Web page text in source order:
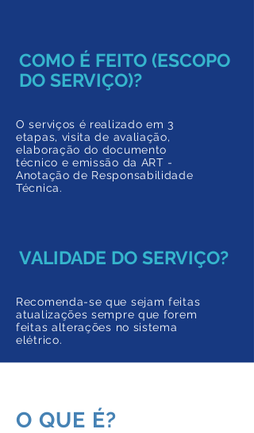
COMO É FEITO (ESCOPO
DO SERVIÇO)?
O serviços é realizado em 3
etapas, visita de avaliação,
elaboração do documento
técnico e emissão da ART -
Anotação de Responsabilidade
Técnica.
VALIDADE DO SERVIÇO?
Recomenda-se que sejam feitas
atualizações sempre que forem
feitas alterações no sistema
elétrico.
O QUE É?